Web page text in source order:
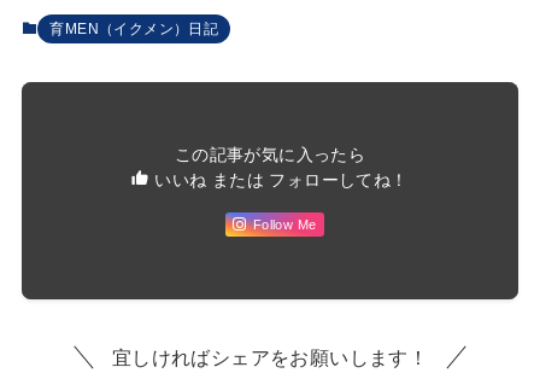
育MEN（イクメン）日記
この記事が気に入ったら
いいね または フォローしてね！
Follow Me
宜しければシェアをお願いします！